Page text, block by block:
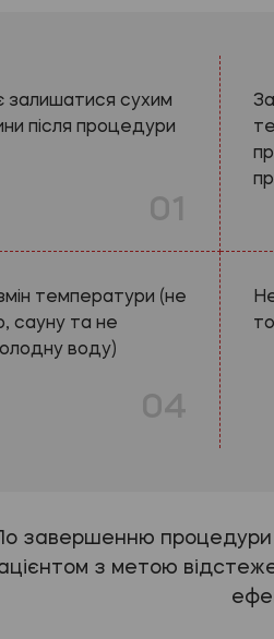
залишатися сухим
після процедури
01
температури (не
сауну та не
воду)
04
завершенню процедури
з метою